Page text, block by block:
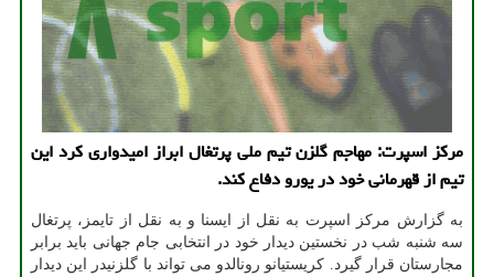
مرکز اسپرت: مهاجم گلزن تیم ملی پرتغال ابراز امیدواری کرد این
تیم از قهرمانی خود در یورو دفاع کند.
به گزارش مرکز اسپرت به نقل از ایسنا و به نقل از تایمز، پرتغال
سه شنبه شب در نخستین دیدار خود در انتخابی جام جهانی باید برابر
مجارستان قرار گیرد. کریستیانو رونالدو می تواند با گلزنیدر این دیدار